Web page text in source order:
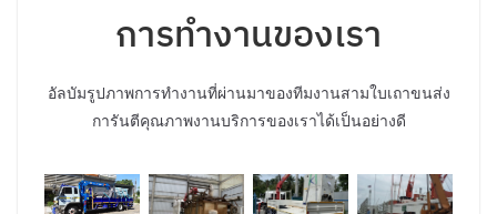
การทำงานของเรา
อัลบัมรูปภาพการทำงานที่ผ่านมาของทีมงานสามใบเถาขนส่ง
การันตีคุณภาพงานบริการของเราได้เป็นอย่างดี